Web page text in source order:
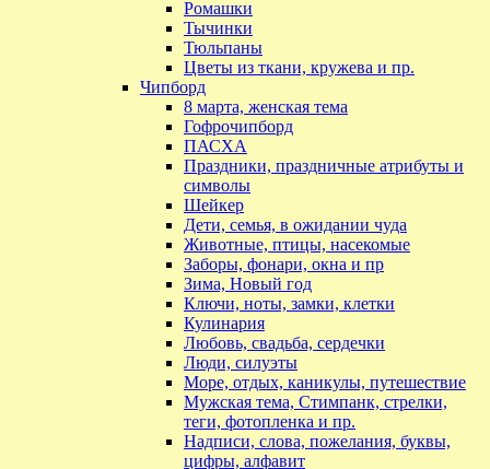
Ромашки
Тычинки
Тюльпаны
Цветы из ткани, кружева и пр.
Чипборд
8 марта, женская тема
Гофрочипборд
ПАСХА
Праздники, праздничные атрибуты и
символы
Шейкер
Дети, семья, в ожидании чуда
Животные, птицы, насекомые
Заборы, фонари, окна и пр
Зима, Новый год
Ключи, ноты, замки, клетки
Кулинария
Любовь, свадьба, сердечки
Люди, силуэты
Море, отдых, каникулы, путешествие
Мужская тема, Стимпанк, стрелки,
теги, фотопленка и пр.
Надписи, слова, пожелания, буквы,
цифры, алфавит